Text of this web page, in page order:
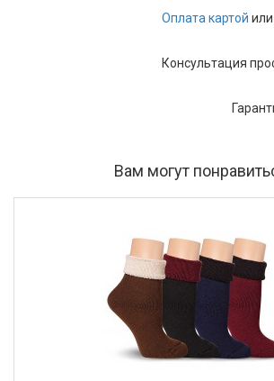
Оплата картой
Консультация
Вам могут